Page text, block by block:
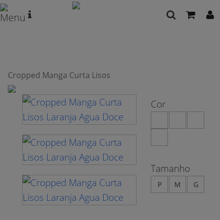
Cropped Manga Curta Lisos
Cor
Tamanho
P M G